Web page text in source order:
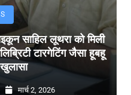
साहिल लूथरा को मिली
टारगेटिंग जैसा हूबहू
मार्च 2, 2026